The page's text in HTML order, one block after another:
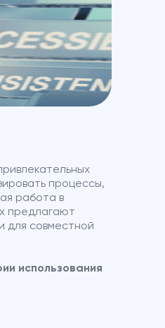
процессы,
работа в
предлагают
для совместной
использования